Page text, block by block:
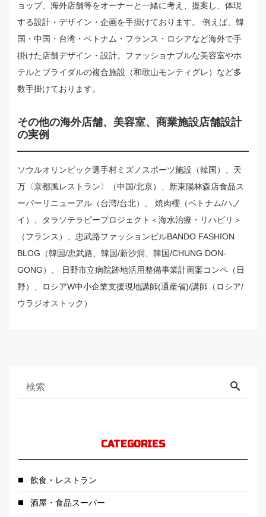
ョップ、海外店舗等をオーナーと一緒に考え、提案し、体現
する設計・デザイン・企画を手掛けております。 例えば、韓
国・中国・台湾・ベトナム・フランス・ロシアなど海外で手
掛けた店舗デザイン・設計。ファッショナブルな美容室やホ
テルとブライダルの複合施設（和歌山モンティグレ）など多
数手掛けております。
その他の海外店舗、美容室、商業施設店舗設計
の実例
ソウルオリンピック選手村ミズノスポーツ施設（韓国）、天
万〈京都風レストラン〉（中国/北京）、新東陽林森店食品ス
ーパーリニューアル（台湾/台北）、 焼肉櫻（ベトナム/ハノ
イ）、タラソテラピープロジェクト＜海水治療・リハビリ＞
（フランス）、忠武路ファッションビルBANDO FASHION
BLOG（韓国/忠武路、韓国/新沙洞、韓国/CHUNG DON-
GONG）、 日野市立病院跡地活用整備事業計画案コンペ（日
野）、ロシアW中小企業支援現地講師(通産省)/講師（ロシア/
ウラジオストック）
CATEGORIES
飲食・レストラン
酒屋・食品スーパー